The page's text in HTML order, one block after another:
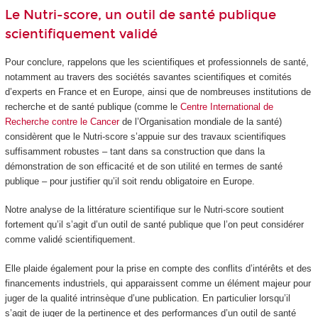
Le Nutri-score, un outil de santé publique
scientifiquement validé
Pour conclure, rappelons que les scientifiques et professionnels de santé,
notamment au travers des sociétés savantes scientifiques et comités
d’experts en France et en Europe, ainsi que de nombreuses institutions de
recherche et de santé publique (comme le Centre International de
Recherche contre le Cancerde l’Organisation mondiale de la santé)
considèrent que le Nutri-score s’appuie sur des travaux scientifiques
suffisamment robustes – tant dans sa construction que dans la
démonstration de son efficacité et de son utilité en termes de santé
publique – pour justifier qu’il soit rendu obligatoire en Europe.
Notre analyse de la littérature scientifique sur le Nutri-score soutient
fortement qu’il s’agit d’un outil de santé publique que l’on peut considérer
comme validé scientifiquement.
Elle plaide également pour la prise en compte des conflits d’intérêts et des
financements industriels, qui apparaissent comme un élément majeur pour
juger de la qualité intrinsèque d’une publication. En particulier lorsqu’il
s’agit de juger de la pertinence et des performances d’un outil de santé